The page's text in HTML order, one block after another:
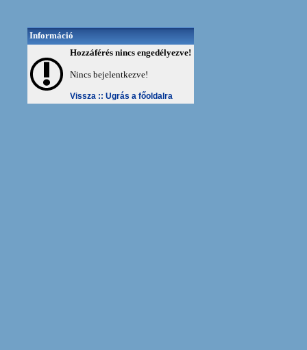
Információ
Hozzáférés nincs engedélyezve!
Nincs bejelentkezve!
Vissza :: Ugrás a főoldalra